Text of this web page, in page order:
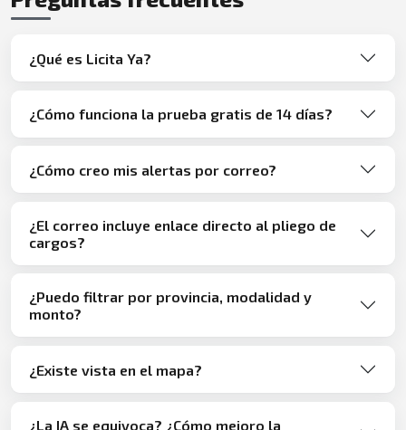
¿Qué es Licita Ya?
¿Cómo funciona la prueba gratis de 14 días?
¿Cómo creo mis alertas por correo?
¿El correo incluye enlace directo al pliego de
cargos?
¿Puedo filtrar por provincia, modalidad y
monto?
¿Existe vista en el mapa?
¿La IA se equivoca? ¿Cómo mejoro la